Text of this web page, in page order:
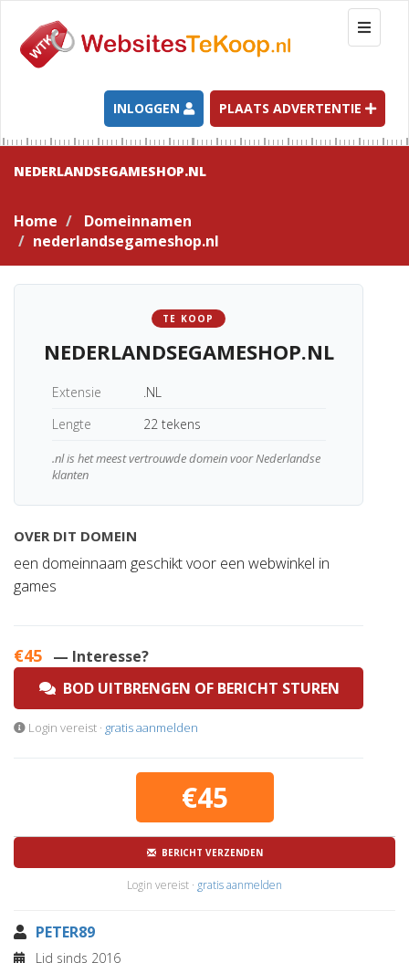
T
o
g
l
e
n
t
i
INLOGGEN PLAATS ADVERTENTIE
NEDERLANDSEGAMESHOP.NL
Home
Domeinnamen
nederlandsegameshop.nl
TE KOOP
NEDERLANDSEGAMESHOP.NL
Extensie
.NL
Lengte
22 tekens
.nl is het meest vertrouwde domein voor Nederlandse
klanten
OVER DIT DOMEIN
een domeinnaam geschikt voor een webwinkel in
games
€45 — Interesse?
BOD UITBRENGEN OF BERICHT STUREN
Login vereist · gratis aanmelden
€45
BERICHT VERZENDEN
Login vereist · gratis aanmelden
PETER89
Lid sinds 2016